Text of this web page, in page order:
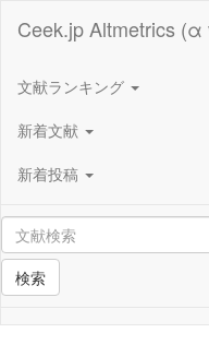
Ceek.jp Altmetrics (α
文献ランキング
新着文献
新着投稿
検索